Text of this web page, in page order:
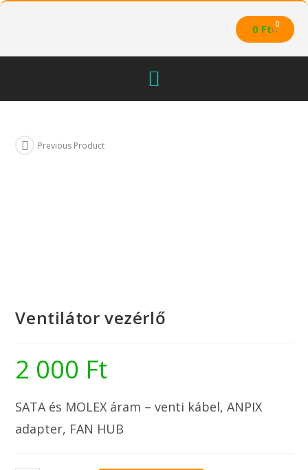
0 Ft 0
Previous Product
Ventilátor vezérlő
2 000 Ft
SATA és MOLEX áram – venti kábel, ANPIX
adapter, FAN HUB